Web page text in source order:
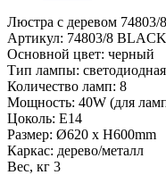
Люстра с деревом
Артикул: 74803/8
Основной цвет: черный
Тип лампы:
Количество ламп: 8
Мощность: 40W (для
Цоколь: Е14
Размер: Ø620 x H600mm
Каркас: дерево/металл
Вес, кг 3